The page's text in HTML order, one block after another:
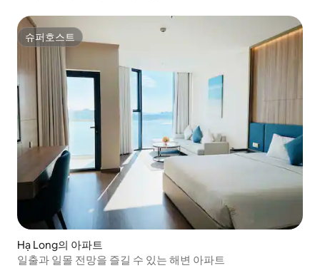
슈퍼호스트
슈퍼호스트
Hạ Long의 아파트
일출과 일몰 전망을 즐길 수 있는 해변 아파트